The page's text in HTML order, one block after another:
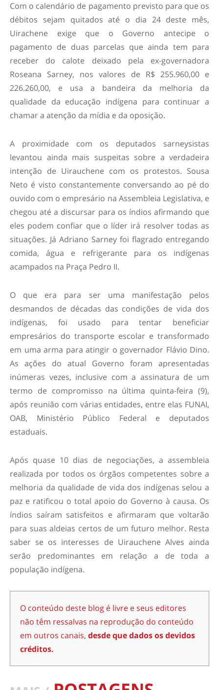
Com o calendário de pagamento previsto para que os
débitos sejam quitados até o dia 24 deste mês,
Uirachene exige que o Governo antecipe o
pagamento de duas parcelas que ainda tem para
receber do calote deixado pela ex-governadora
Roseana Sarney, nos valores de R$ 255.960,00 e
226.260,00, e usa a bandeira da melhoria da
qualidade da educação indígena para continuar a
chamar a atenção da mídia e da oposição.
A proximidade com os deputados sarneysistas
levantou ainda mais suspeitas sobre a verdadeira
intenção de Uirauchene com os protestos. Sousa
Neto é visto constantemente conversando ao pé do
ouvido com o empresário na Assembleia Legislativa, e
chegou até a discursar para os índios afirmando que
eles podem confiar que o líder irá resolver todas as
situações. Já Adriano Sarney foi flagrado entregando
comida, água e refrigerante para os indígenas
acampados na Praça Pedro II.
O que era para ser uma manifestação pelos
desmandos de décadas das condições de vida dos
indígenas, foi usado para tentar beneficiar
empresários do transporte escolar e transformado
em uma arma para atingir o governador Flávio Dino.
As ações do atual Governo foram apresentadas
inúmeras vezes, inclusive com a assinatura de um
termo de compromisso na última quinta-feira (9),
após reunião com várias entidades, entre elas FUNAI,
OAB, Ministério Público Federal e deputados
estaduais.
Após quase 10 dias de negociações, a assembleia
realizada por todos os órgãos competentes sobre a
melhoria da qualidade de vida dos indígenas selou a
paz e ratificou o total apoio do Governo à causa. Os
índios saíram satisfeitos e afirmaram que voltarão
para suas aldeias certos de um futuro melhor. Resta
saber se os interesses de Uirauchene Alves ainda
serão predominantes em relação a de toda a
população indígena.
O conteúdo deste blog é livre e seus editores
não têm ressalvas na reprodução do conteúdo
em outros canais, desde que dados os devidos
créditos.